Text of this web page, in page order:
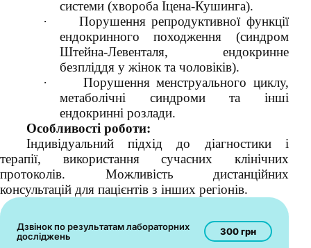
системи (хвороба Іцена-Кушинга).
·
Порушення репродуктивної функції
ендокринного походження (синдром
Штейна-Левенталя, ендокринне
безпліддя у жінок та чоловіків).
·
Порушення менструального циклу,
метаболічні синдроми та інші
ендокринні розлади.
Особливості роботи:
Індивідуальний підхід до діагностики і
терапії, використання сучасних клінічних
протоколів. Можливість дистанційних
консультацій для пацієнтів з інших регіонів.
Дзвінок по результатам лабораторних
досліджень
300 грн